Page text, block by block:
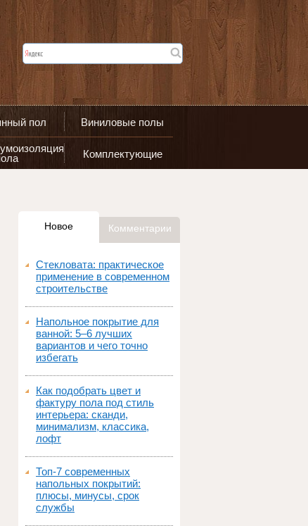
пол Виниловые полы
Комплектующие
Новое Комментарии
Стекловата: практическое
применение в современном
строительстве
Напольное покрытие для
ванной: 5–6 лучших
вариантов и чего точно
избегать
Как подобрать цвет и
фактуру пола под стиль
интерьера: сканди,
минимализм, классика,
лофт
Топ‑7 современных
напольных покрытий:
плюсы, минусы, срок
службы